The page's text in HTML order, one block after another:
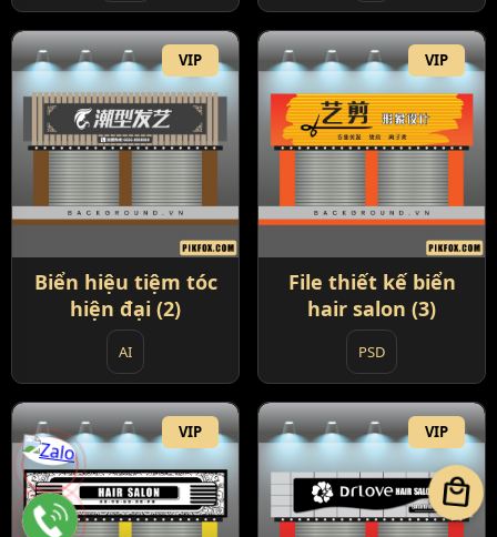
VIP
Biển hiệu tiệm tóc
hiện đại (2)
AI
VIP
File thiết kế biển
hair salon (3)
PSD
VIP VIP
local_mall